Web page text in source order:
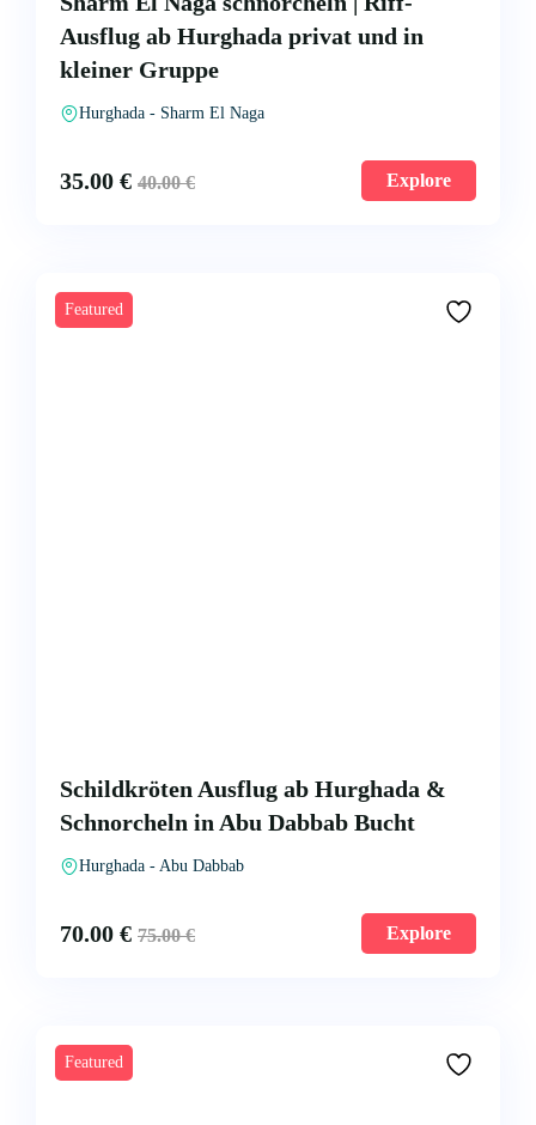
Ausflug ab Hurghada privat und in
kleiner Gruppe
Hurghada - Sharm El Naga
35.00 € 40.00€ Explore
Featured
Schildkröten Ausflug ab Hurghada &
Schnorcheln in Abu Dabbab Bucht
Hurghada - Abu Dabbab
70.00 € 75.00€ Explore
Featured